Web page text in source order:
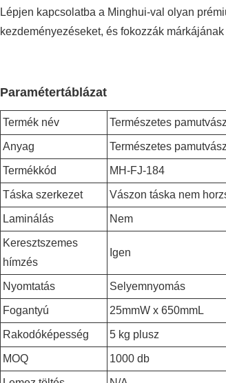
Lépjen kapcsolatba a Minghui-val olyan
kezdeményezéseket, és fokozzák
Paramétertáblázat
Termék név Természetes
Anyag Természetes
Termékkód MH-FJ-184
Táska szerkezet Vászon táska nem
Laminálás Nem
Keresztszemes
hímzés
Igen
Nyomtatás Selyemnyomás
Fogantyú 25mmW x 650mmL
Rakodóképesség 5 kg plusz
MOQ 1000 db